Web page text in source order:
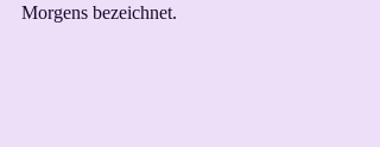
Morgens bezeichnet.